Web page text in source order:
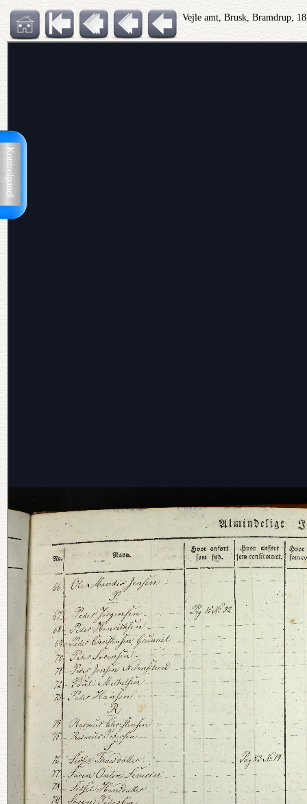
Kontrolpanel
Vejle amt, Brusk, Bramdrup,